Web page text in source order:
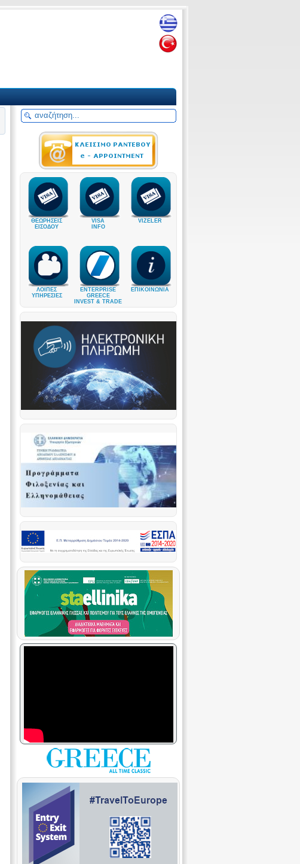
ΘΕΩΡΗΣΕΙΣ
ΕΙΣΟΔΟΥ
VISA
INFO
VIZELER
ΛΟΙΠΕΣ
ΥΠΗΡΕΣΙΕΣ
ENTERPRISE
GREECE
INVEST & TRADE
ΕΠΙΚΟΙΝΩΝΙΑ